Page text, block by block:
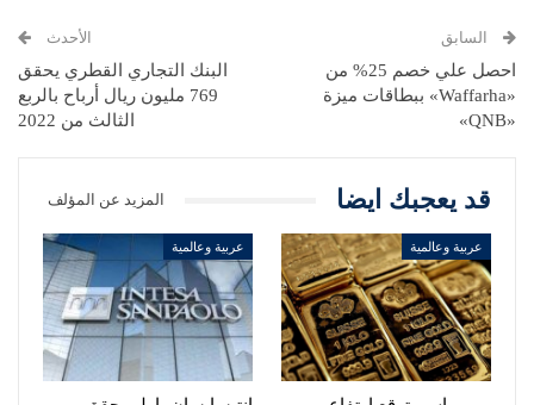
السابق
احصل علي خصم 25% من
«Waffarha» ببطاقات ميزة
«QNB»
الأحدث
البنك التجاري القطري يحقق
769 مليون ريال أرباح بالربع
الثالث من 2022
قد يعجبك ايضا المزيد عن المؤلف
عربية وعالمية عربية وعالمية